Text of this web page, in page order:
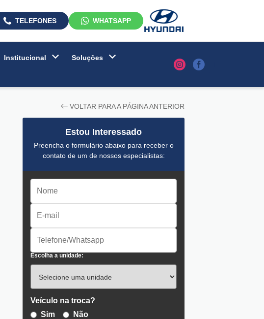
TELEFONES WHATSAPP
Institucional
Soluções
VOLTAR PARA A PÁGINA ANTERIOR
Estou Interessado
Preencha o formulário abaixo para receber o
contato de um de nossos especialistas:
Escolha a unidade:
Veículo na troca?
Sim
Não